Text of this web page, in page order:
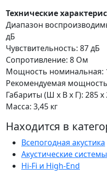
Технические
Диапазон
дБ
Чувствительность: 87 дБ
Сопротивление: 8 Ом
Мощность номинальная:
Рекомендуемая
Габариты (Ш х В х Г): 285
Масса: 3,45 кг
Находится в
Всепогодная акустика
Акустические
Hi-Fi и High-End